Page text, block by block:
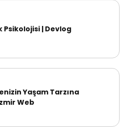
Psikolojisi | Devlog
Yaşam Tarzına
Web